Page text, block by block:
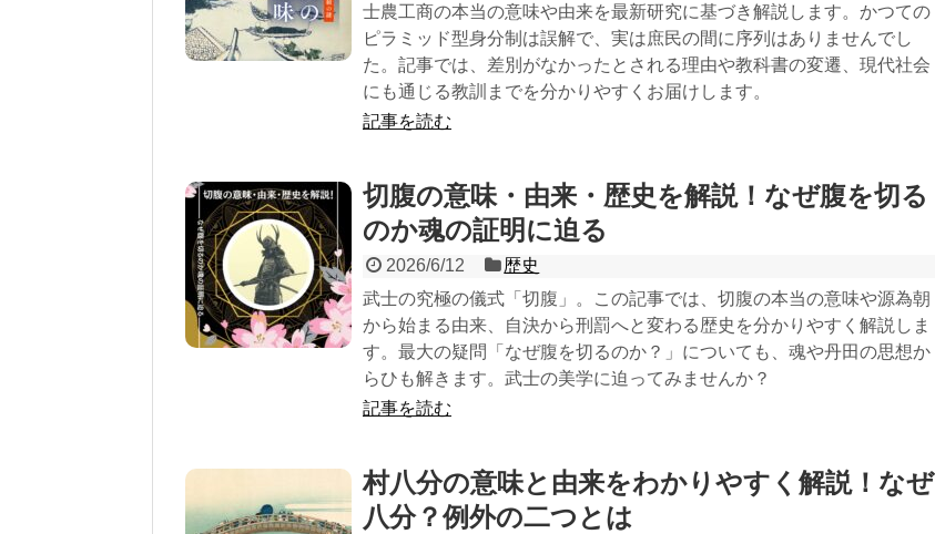
士農工商の本当の意味や由来を最新研究に基づき解説します。かつての
ピラミッド型身分制は誤解で、実は庶民の間に序列はありませんでし
た。記事では、差別がなかったとされる理由や教科書の変遷、現代社会
にも通じる教訓までを分かりやすくお届けします。
記事を読む
切腹の意味・由来・歴史を解説！なぜ腹を切る
のか魂の証明に迫る
2026/6/12
歴史
武士の究極の儀式「切腹」。この記事では、切腹の本当の意味や源為朝
から始まる由来、自決から刑罰へと変わる歴史を分かりやすく解説しま
す。最大の疑問「なぜ腹を切るのか？」についても、魂や丹田の思想か
らひも解きます。武士の美学に迫ってみませんか？
記事を読む
村八分の意味と由来をわかりやすく解説！なぜ
八分？例外の二つとは